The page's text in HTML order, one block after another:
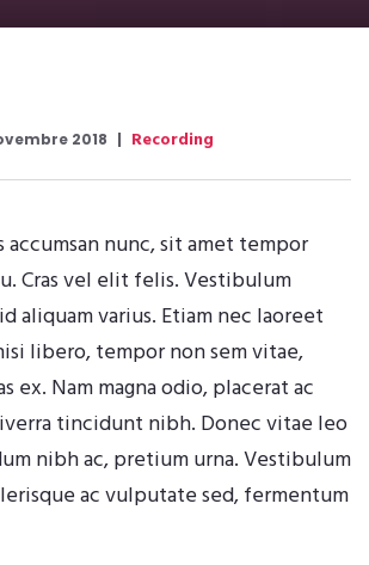
2018 Recording
accumsan nunc, sit amet tempor
Cras vel elit felis. Vestibulum
aliquam varius. Etiam nec laoreet
libero, tempor non sem vitae,
ex. Nam magna odio, placerat ac
tincidunt nibh. Donec vitae leo
nibh ac, pretium urna. Vestibulum
ac vulputate sed, fermentum